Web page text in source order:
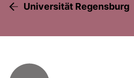
Universität Regensburg